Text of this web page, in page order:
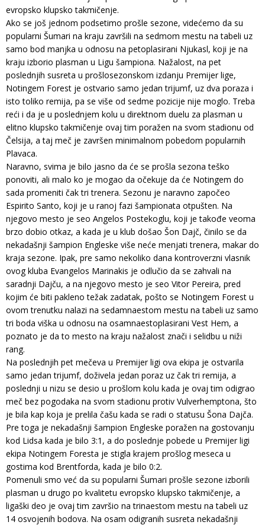
evropsko klupsko takmičenje.
Ako se još jednom podsetimo prošle sezone, videćemo da su
popularni Šumari na kraju završili na sedmom mestu na tabeli uz
samo bod manjka u odnosu na petoplasirani Njukasl, koji je na
kraju izborio plasman u Ligu šampiona. Nažalost, na pet
poslednjih susreta u prošlosezonskom izdanju Premijer lige,
Notingem Forest je ostvario samo jedan trijumf, uz dva poraza i
isto toliko remija, pa se više od sedme pozicije nije moglo. Treba
reći i da je u poslednjem kolu u direktnom duelu za plasman u
elitno klupsko takmičenje ovaj tim poražen na svom stadionu od
Čelsija, a taj meč je završen minimalnom pobedom popularnih
Plavaca.
Naravno, svima je bilo jasno da će se prošla sezona teško
ponoviti, ali malo ko je mogao da očekuje da će Notingem do
sada promeniti čak tri trenera. Sezonu je naravno započeo
Espirito Santo, koji je u ranoj fazi šampionata otpušten. Na
njegovo mesto je seo Angelos Postekoglu, koji je takođe veoma
brzo dobio otkaz, a kada je u klub došao Šon Dajč, činilo se da
nekadašnji šampion Engleske više neće menjati trenera, makar do
kraja sezone. Ipak, pre samo nekoliko dana kontroverzni vlasnik
ovog kluba Evangelos Marinakis je odlučio da se zahvali na
saradnji Dajču, a na njegovo mesto je seo Vitor Pereira, pred
kojim će biti pakleno težak zadatak, pošto se Notingem Forest u
ovom trenutku nalazi na sedamnaestom mestu na tabeli uz samo
tri boda viška u odnosu na osamnaestoplasirani Vest Hem, a
poznato je da to mesto na kraju nažalost znači i selidbu u niži
rang.
Na poslednjih pet mečeva u Premijer ligi ova ekipa je ostvarila
samo jedan trijumf, doživela jedan poraz uz čak tri remija, a
poslednji u nizu se desio u prošlom kolu kada je ovaj tim odigrao
meč bez pogodaka na svom stadionu protiv Vulverhemptona, što
je bila kap koja je prelila čašu kada se radi o statusu Šona Dajča.
Pre toga je nekadašnji šampion Engleske poražen na gostovanju
kod Lidsa kada je bilo 3:1, a do poslednje pobede u Premijer ligi
ekipa Notingem Foresta je stigla krajem prošlog meseca u
gostima kod Brentforda, kada je bilo 0:2.
Pomenuli smo već da su popularni Šumari prošle sezone izborili
plasman u drugo po kvalitetu evropsko klupsko takmičenje, a
ligaški deo je ovaj tim završio na trinaestom mestu na tabeli uz
14 osvojenih bodova. Na osam odigranih susreta nekadašnji